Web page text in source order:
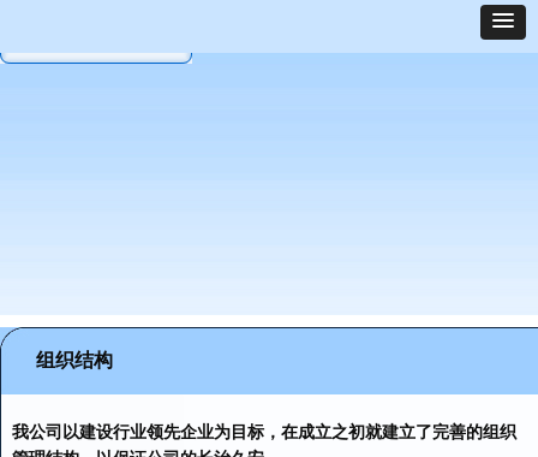
我公司以建设行业领先企业为目标，在成立之初就建立了完善的组织
组织结构